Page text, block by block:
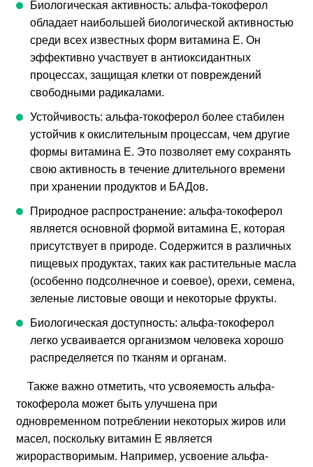
Биологическая активность: альфа-токоферол
обладает наибольшей биологической активностью
среди всех известных форм витамина Е. Он
эффективно участвует в антиоксидантных
процессах, защищая клетки от повреждений
свободными радикалами.
Устойчивость: альфа-токоферол более стабилен
устойчив к окислительным процессам, чем другие
формы витамина Е. Это позволяет ему сохранять
свою активность в течение длительного времени
при хранении продуктов и БАДов.
Природное распространение: альфа-токоферол
является основной формой витамина Е, которая
присутствует в природе. Содержится в различных
пищевых продуктах, таких как растительные масла
(особенно подсолнечное и соевое), орехи, семена,
зеленые листовые овощи и некоторые фрукты.
Биологическая доступность: альфа-токоферол
легко усваивается организмом человека хорошо
распределяется по тканям и органам.
Также важно отметить, что усвояемость альфа-
токоферола может быть улучшена при
одновременном потреблении некоторых жиров или
масел, поскольку витамин E является
жирорастворимым. Например, усвоение альфа-